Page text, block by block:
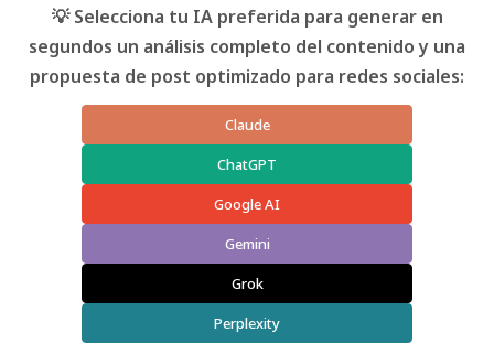
💡 Selecciona tu IA preferida para generar en
segundos un análisis completo del contenido y una
propuesta de post optimizado para redes sociales:
Claude
ChatGPT
Google AI
Gemini
Grok
Perplexity